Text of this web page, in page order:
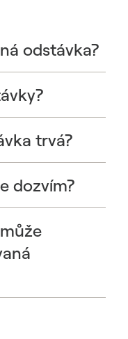
odstávka?
trvá?
dozvím?